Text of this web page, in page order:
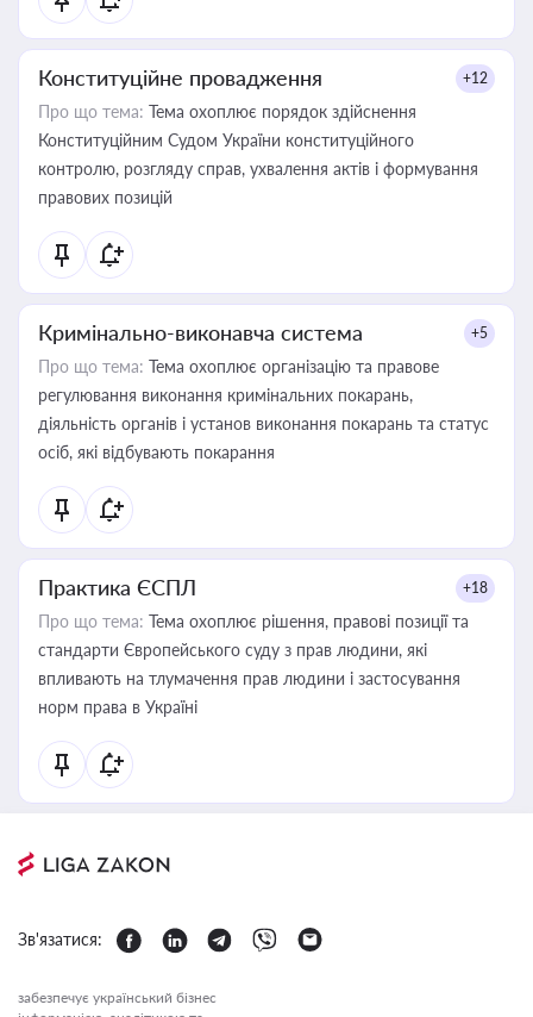
Конституційне провадження +12
Про що тема: Тема охоплює порядок здійснення
Конституційним Судом України конституційного
контролю, розгляду справ, ухвалення актів і формування
правових позицій
Кримінально-виконавча система +5
Про що тема: Тема охоплює організацію та правове
регулювання виконання кримінальних покарань,
діяльність органів і установ виконання покарань та статус
осіб, які відбувають покарання
Практика ЄСПЛ +18
Про що тема: Тема охоплює рішення, правові позиції та
стандарти Європейського суду з прав людини, які
впливають на тлумачення прав людини і застосування
норм права в Україні
Зв'язатися:
забезпечує український бізнес